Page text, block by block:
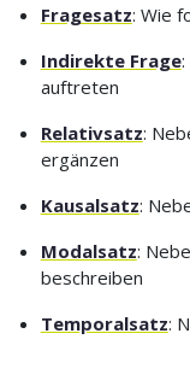
Fragesatz: Wie
Indirekte Frage
auftreten
Relativsatz:
ergänzen
Kausalsatz:
Modalsatz:
beschreiben
Temporalsatz: